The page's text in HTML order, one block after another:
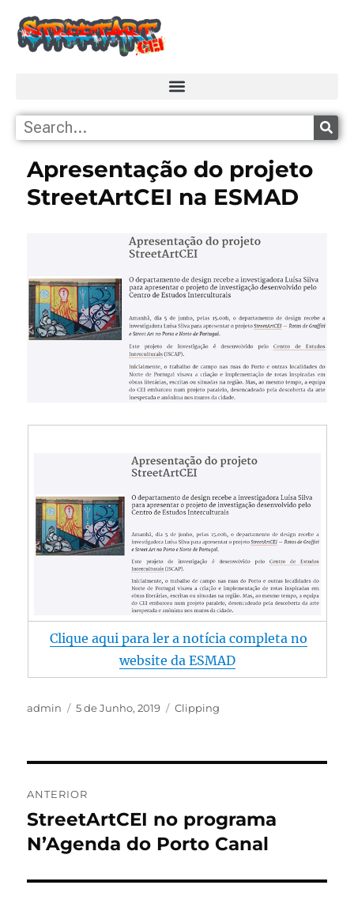
Apresentação do projeto
StreetArtCEI na ESMAD
Clique aqui para ler a notícia completa no
website da ESMAD
admin 5 de Junho, 2019 Clipping
ANTERIOR
StreetArtCEI no programa
N’Agenda do Porto Canal